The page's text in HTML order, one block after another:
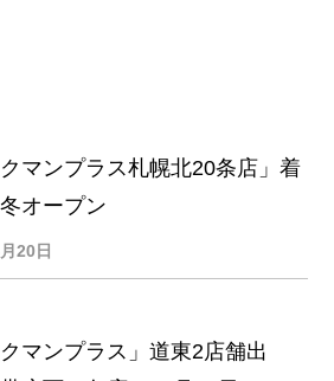
クマンプラス札幌北20条店」着
オープン
20日
クマンプラス」道東2店舗出